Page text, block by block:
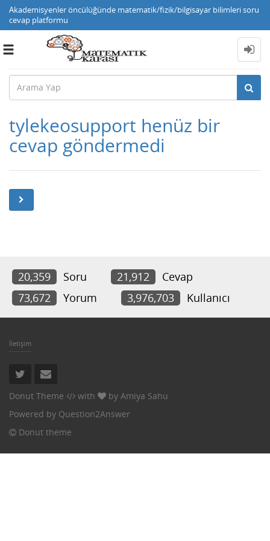
Akademisyenler öncülüğünde matematik/fizik/bilgisayar bilimleri soru
cevap platformu
Toggle
tylekeosupport henüz bir
cevap göndermedi
20,359 Soru 21,912
Cevap
73,672
Yorum 3,976,703 Kullanıcı
İletişim
Donut Theme with by Amiya Sahu
Powered by Question2Answer
Donut theme